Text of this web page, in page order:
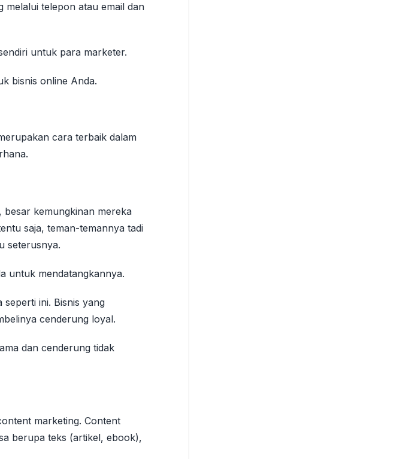
melalui telepon atau email dan
untuk para marketer.
bisnis online Anda.
cara terbaik dalam
kemungkinan mereka
saja, teman-temannya tadi
seterusnya.
untuk mendatangkannya.
ini. Bisnis yang
cenderung loyal.
dan cenderung tidak
marketing. Content
berupa teks (artikel, ebook),